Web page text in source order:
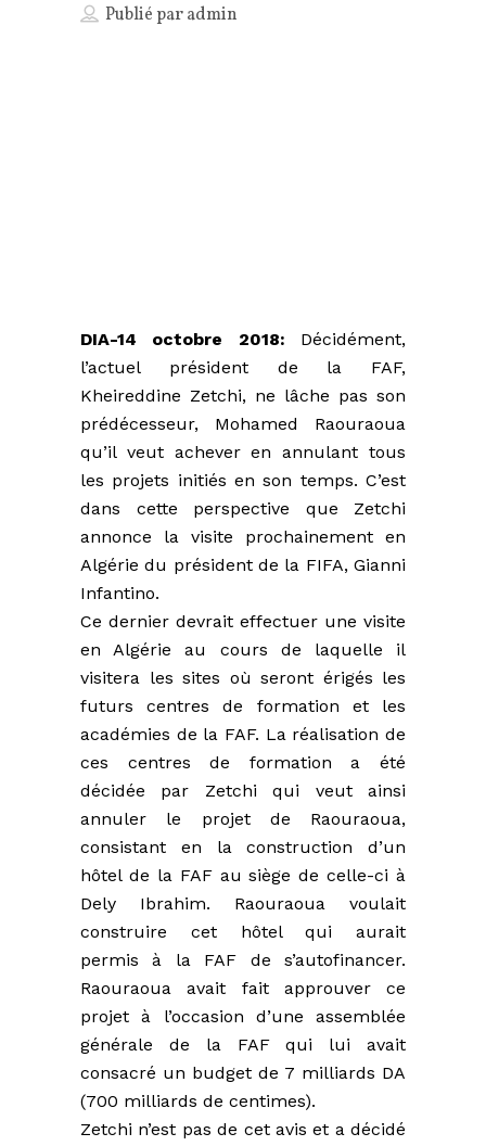
Publié paradmin
DIA-14 octobre 2018: Décidément,
l’actuel président de la FAF,
Kheireddine Zetchi, ne lâche pas son
prédécesseur, Mohamed Raouraoua
qu’il veut achever en annulant tous
les projets initiés en son temps. C’est
dans cette perspective que Zetchi
annonce la visite prochainement en
Algérie du président de la FIFA, ‎Gianni
Infantino.
Ce dernier devrait effectuer une visite
en Algérie au cours de laquelle il
visitera les sites où seront érigés les
futurs centres de formation et les
académies de la FAF. La réalisation de
ces centres de formation a été
décidée par Zetchi qui veut ainsi
annuler le projet de Raouraoua,
consistant en la construction d’un
hôtel de la FAF au siège de celle-ci à
Dely Ibrahim. Raouraoua voulait
construire cet hôtel qui aurait
permis à la FAF de s’autofinancer.
Raouraoua avait fait approuver ce
projet à l’occasion d’une assemblée
générale de la FAF qui lui avait
consacré un budget de 7 milliards DA
(700 milliards de centimes).
Zetchi n’est pas de cet avis et a décidé